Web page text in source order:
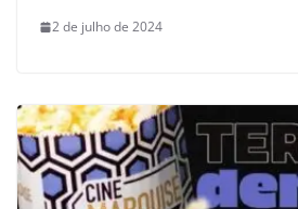
2 de julho de 2024